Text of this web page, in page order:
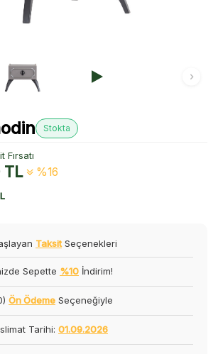
Stokta
Fırsatı
TL %16
Taksit Seçenekleri
Sepette %10 İndirim!
Ön Ödeme Seçeneğiyle
Tarihi: 01.09.2026